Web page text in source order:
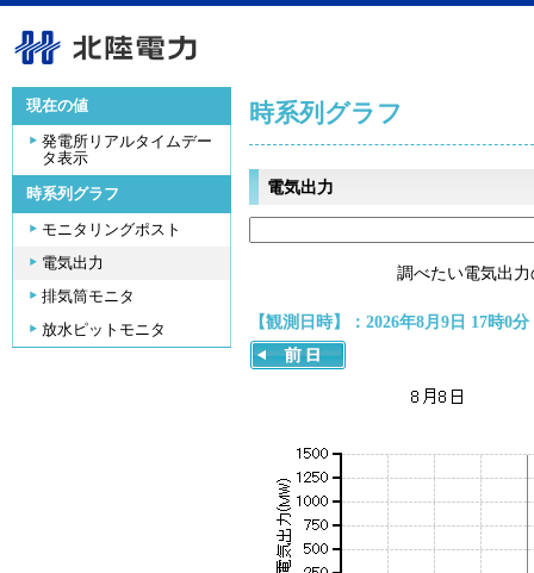
現在の値
発電所リアルタイムデー
タ表示
時系列グラフ
モニタリングポスト
電気出力
排気筒モニタ
放水ピットモニタ
時系列グラフ
電気出力
調べたい電気出
【観測日時】：2026年8月9日 17時0分